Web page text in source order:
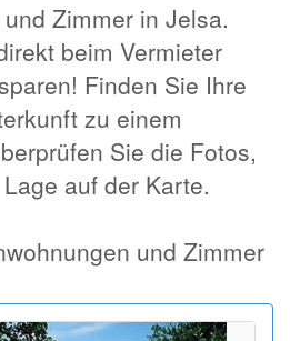
Zimmer in Jelsa.
beim Vermieter
Finden Sie Ihre
zu einem
Sie die Fotos,
auf der Karte.
und Zimmer